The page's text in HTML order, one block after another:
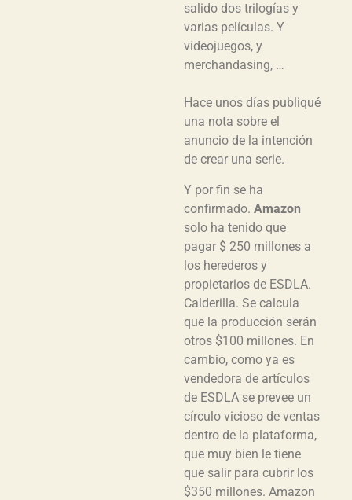
salido dos trilogías y
varias películas. Y
videojuegos, y
merchandasing, …
Hace unos días publiqué
una nota sobre el
anuncio de la intención
de crear una serie.
Y por fin se ha
confirmado. Amazon
solo ha tenido que
pagar $ 250 millones a
los herederos y
propietarios de ESDLA.
Calderilla. Se calcula
que la producción serán
otros $100 millones. En
cambio, como ya es
vendedora de artículos
de ESDLA se prevee un
círculo vicioso de ventas
dentro de la plataforma,
que muy bien le tiene
que salir para cubrir los
$350 millones. Amazon